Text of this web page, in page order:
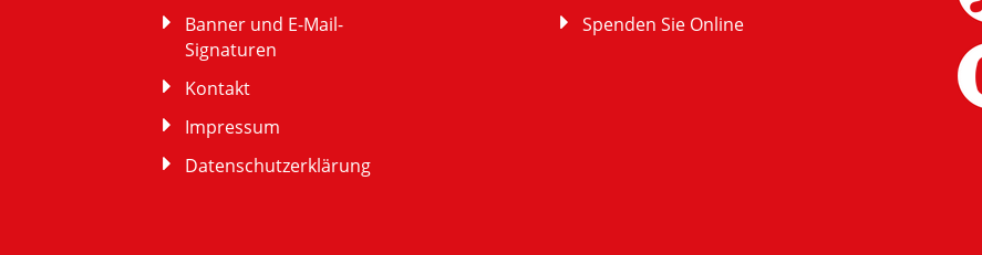
Banner und E-Mail-
Signaturen
Kontakt
Impressum
Datenschutzerklärung
Spenden Sie Online